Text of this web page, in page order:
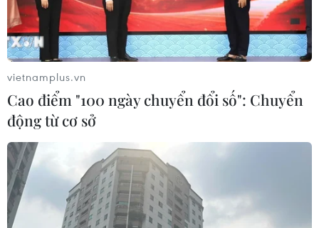
vietnamplus.vn
Cao điểm "100 ngày chuyển đổi số": Chuyển
động từ cơ sở